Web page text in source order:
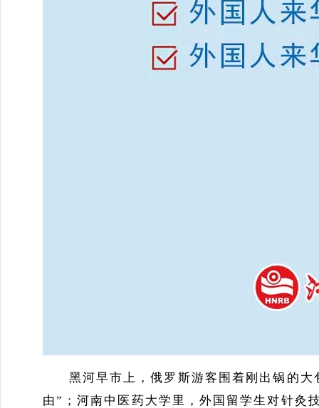
黑河早市上，俄罗斯游客围着刚出锅的大
由”；河南中医药大学里，外国留学生对针